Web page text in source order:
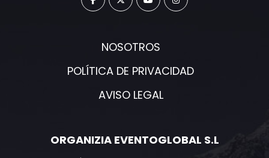
NOSOTROS
POLÍTICA DE PRIVACIDAD
AVISO LEGAL
ORGANIZIA EVENTOGLOBAL S.L